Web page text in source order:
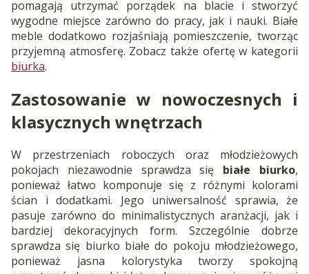
pomagają utrzymać porządek na blacie i stworzyć
wygodne miejsce zarówno do pracy, jak i nauki. Białe
meble dodatkowo rozjaśniają pomieszczenie, tworząc
przyjemną atmosferę. Zobacz także ofertę w kategorii
biurka.
Zastosowanie w nowoczesnych i
klasycznych wnętrzach
W przestrzeniach roboczych oraz młodzieżowych
pokojach niezawodnie sprawdza się białe biurko,
ponieważ łatwo komponuje się z różnymi kolorami
ścian i dodatkami. Jego uniwersalność sprawia, że
pasuje zarówno do minimalistycznych aranżacji, jak i
bardziej dekoracyjnych form. Szczególnie dobrze
sprawdza się biurko białe do pokoju młodzieżowego,
ponieważ jasna kolorystyka tworzy spokojną